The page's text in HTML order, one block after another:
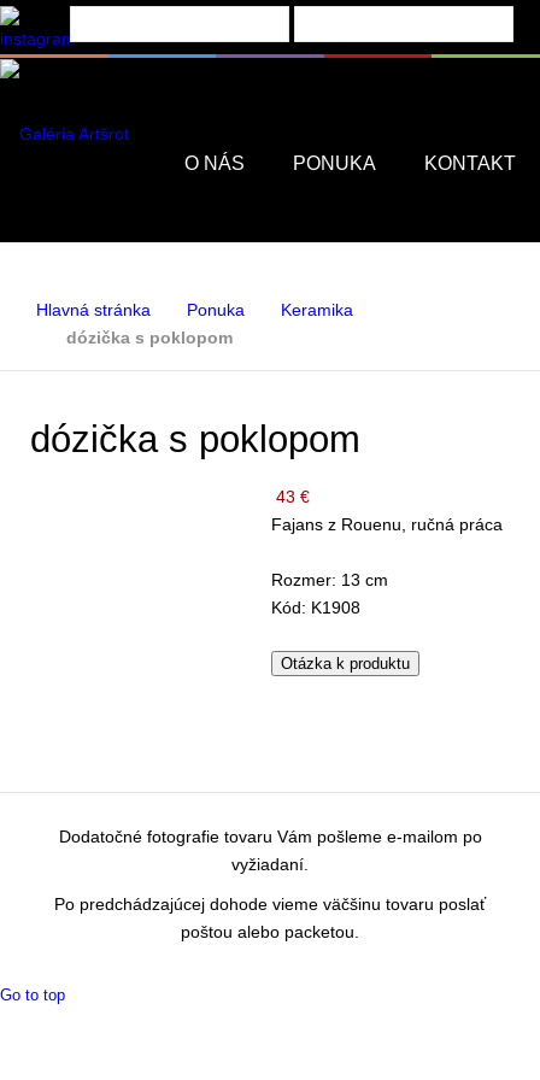
O NÁS PONUKA KONTAKT
Hlavná stránka Ponuka
Keramika
dózička s poklopom
dózička s poklopom
43 €
Fajans z Rouenu, ručná práca
Rozmer: 13 cm
Kód: K1908
Otázka k produktu
Dodatočné fotografie tovaru Vám pošleme e-mailom po
vyžiadaní.
Po predchádzajúcej dohode vieme väčšinu tovaru poslať
poštou alebo packetou.
Go to top